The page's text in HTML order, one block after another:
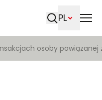
PL
osoby powiązanej